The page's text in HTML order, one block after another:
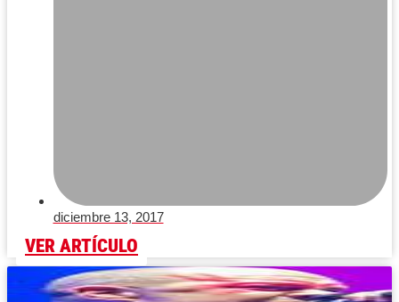
diciembre 13, 2017
VER ARTÍCULO